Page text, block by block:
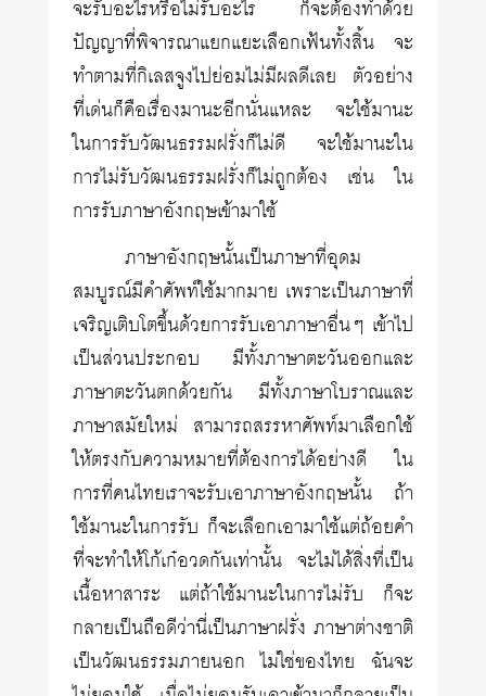
จะรับอะไรหรือไม่รับอะไร ก็จะต้องทำด้วย
ปัญญาที่พิจารณาแยกแยะเลือกเฟ้นทั้งสิ้น จะ
ทำตามที่กิเลสจูงไปย่อมไม่มีผลดีเลย ตัวอย่าง
ที่เด่นก็คือเรื่องมานะอีกนั่นแหละ จะใช้มานะ
ในการรับวัฒนธรรมฝรั่งก็ไม่ดี จะใช้มานะใน
การไม่รับวัฒนธรรมฝรั่งก็ไม่ถูกต้อง เช่น ใน
การรับภาษาอังกฤษเข้ามาใช้
ภาษาอังกฤษนั้นเป็นภาษาที่อุดม
สมบูรณ์มีคำศัพท์ใช้มากมาย เพราะเป็นภาษาที่
เจริญเติบโตขึ้นด้วยการรับเอาภาษาอื่นๆ เข้าไป
เป็นส่วนประกอบ มีทั้งภาษาตะวันออกและ
ภาษาตะวันตกด้วยกัน มีทั้งภาษาโบราณและ
ภาษาสมัยใหม่ สามารถสรรหาศัพท์มาเลือกใช้
ให้ตรงกับความหมายที่ต้องการได้อย่างดี ใน
การที่คนไทยเราจะรับเอาภาษาอังกฤษนั้น ถ้า
ใช้มานะในการรับ ก็จะเลือกเอามาใช้แต่ถ้อยคำ
ที่จะทำให้โก้เก๋อวดกันเท่านั้น จะไม่ได้สิ่งที่เป็น
เนื้อหาสาระ แต่ถ้าใช้มานะในการไม่รับ ก็จะ
กลายเป็นถือดีว่านี่เป็นภาษาฝรั่ง ภาษาต่างชาติ
เป็นวัฒนธรรมภายนอก ไม่ใช่ของไทย ฉันจะ